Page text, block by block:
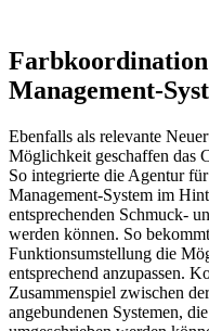
Management-
Ebenfalls als relevante
Möglichkeit geschaffen das
So integrierte die Agentur
Management-System im
entsprechenden Schmuck-
werden können. So
Funktionsumstellung die
entsprechend anzupassen.
Zusammenspiel zwischen
angebundenen Systemen,